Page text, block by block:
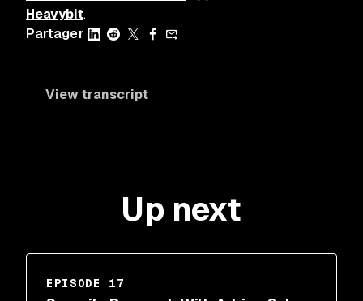
Heavybit.
Partager
View transcript
Up next
EPISODE 17